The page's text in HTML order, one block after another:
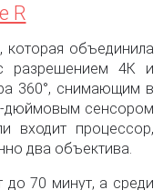
R
которая объединила
разрешением 4К и
360°, снимающим в
дюймовым сенсором
входит процессор,
два объектива.
до 70 минут, а среди